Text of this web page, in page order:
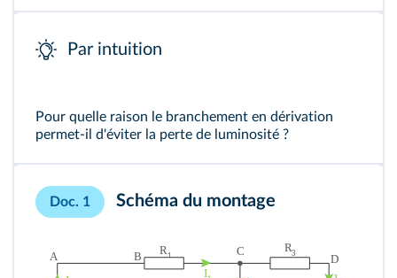
Par intuition
Pour quelle raison le branchement en dérivation
permet-il d'éviter la perte de luminosité ?
Doc. 1 Schéma du montage